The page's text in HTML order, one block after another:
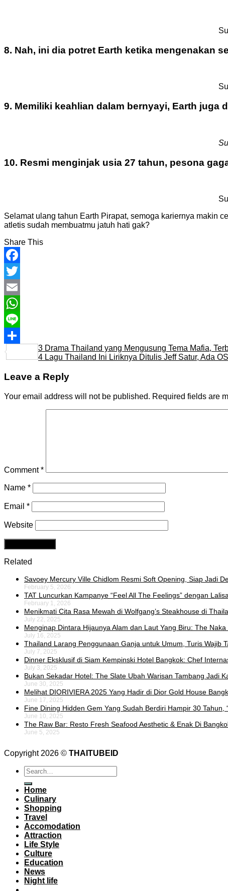
8. Nah, ini dia potret Earth ketika mengenakan
9. Memiliki keahlian dalam bernyayi, Earth juga
10. Resmi menginjak usia 27 tahun, pesona
Selamat ulang tahun Earth Pirapat, semoga kariernya makin
atletis sudah membuatmu jatuh hati gak?
Share This
Facebook
Twitter
Email
WhatsApp
Line
Share
3 Drama Thailand yang Mengusung Tema Mafia,
4 Lagu Thailand Ini Liriknya Ditulis Jeff Satur, Ada
Leave a Reply
Your email address will not be published. Required fields are
Comment*
Name *
Email *
Website
Related
Savoey Mercury Ville Chidlom Resmi Soft Opening, Siap Jadi
February 5, 2026
TAT Luncurkan Kampanye “Feel All The Feelings” dengan
February 1, 2026
Menikmati Cita Rasa Mewah di Wolfgang’s Steakhouse di
July 22, 2025
Menginap Dintara Hijaunya Alam dan Laut Yang Biru: The
July 16, 2025
Thailand Larang Penggunaan Ganja untuk Umum, Turis Wajib
July 7, 2025
Dinner Eksklusif di Siam Kempinski Hotel Bangkok: Chef
July 3, 2025
Bukan Sekadar Hotel: The Slate Ubah Warisan Tambang Jadi
June 30, 2025
Melihat DIORIVIERA 2025 Yang Hadir di Dior Gold House
June 17, 2025
Fine Dining Hidden Gem Yang Sudah Berdiri Hampir 30 Tahun,
June 10, 2025
The Raw Bar: Resto Fresh Seafood Aesthetic & Enak Di
June 5, 2025
Copyright 2026 © THAITUBEID
Home
Culinary
Shopping
Travel
Accomodation
Attraction
Life Style
Culture
Education
News
Night life